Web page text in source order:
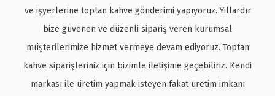
ve işyerlerine toptan kahve gönderimi yapıyoruz. Yıllardır
bize güvenen ve düzenli sipariş veren kurumsal
müşterilerimize hizmet vermeye devam ediyoruz. Toptan
kahve siparişleriniz için bizimle iletişime geçebiliriz. Kendi
markası ile üretim yapmak isteyen fakat üretim imkanı